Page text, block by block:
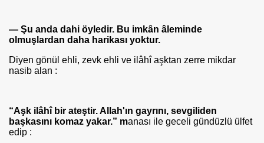
— Şu anda dahi öyledir. Bu imkân âleminde
olmuşlardan daha ha­rikası yoktur.
Diyen gönül ehli, zevk ehli ve ilâhî aşktan zerre mikdar
nasib alan :
“Aşk ilâhî bir ateştir. Allah'ın gayrını, sevgiliden
başkasını komaz yakar.” manası ile geceli gündüzlü ülfet
edip :